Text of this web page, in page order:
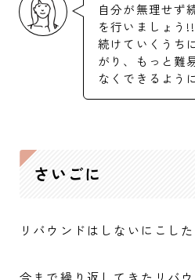
自分が無理せず
を行いましょう!!
続けていくうち
がり、もっと難
なくできるよう
さいごに
リバウンドはしないにこし